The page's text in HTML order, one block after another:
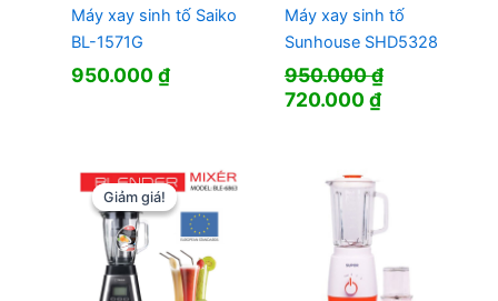
Máy xay sinh tố Saiko
BL-1571G
950.000₫
Máy xay sinh tố
Sunhouse SHD5328
950.000₫
Giá
950.000 ₫.
720.000₫Giá
720.000 ₫.
Giảm giá!
Giảm giá!